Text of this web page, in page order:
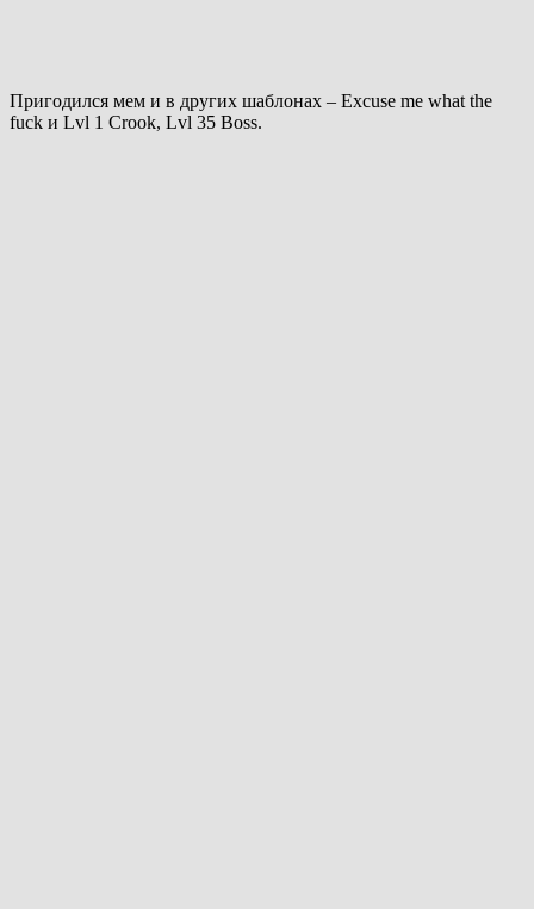
Пригодился мем и в других шаблонах – Excuse me what the
fuck и Lvl 1 Crook, Lvl 35 Boss.